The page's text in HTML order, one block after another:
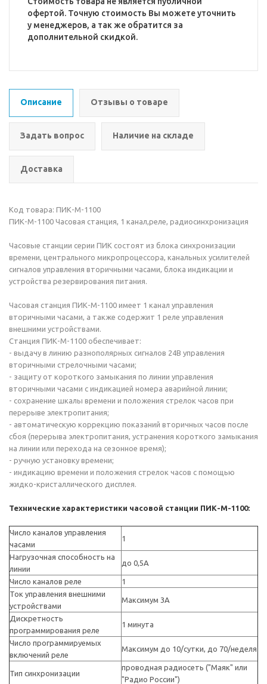
офертой. Точную стоимость Вы можете уточнить
у менеджеров, а так же обратится за
дополнительной скидкой.
Описание Отзывы о товаре
Задать вопрос Наличие на складе
Доставка
Код товара: ПИК-М-1100
ПИК-М-1100 Часовая станция, 1 канал,реле, радиосинхронизация
Часовые станции серии ПИК состоят из блока синхронизации
времени, центрального микропроцессора, канальных усилителей
сигналов управления вторичными часами, блока индикации и
устройства резервирования питания.
Часовая станция ПИК-М-1100 имеет 1 канал управления
вторичными часами, а также содержит 1 реле управления
внешними устройствами.
Станция ПИК-М-1100 обеспечивает:
- выдачу в линию разнополярных сигналов 24В управления
вторичными стрелочными часами;
- защиту от короткого замыкания по линии управления
вторичными часами с индикацией номера аварийной линии;
- сохранение шкалы времени и положения стрелок часов при
перерыве электропитания;
- автоматическую коррекцию показаний вторичных часов после
сбоя (перерыва электропитания, устранения короткого замыкания
на линии или перехода на сезонное время);
- ручную установку времени;
- индикацию времени и положения стрелок часов с помощью
жидко-кристаллического дисплея.
Технические характеристики часовой станции ПИК-М-1100:
Число каналов управления
часами
1
Нагрузочная способность на
линии
до 0,5А
Число каналов реле
1
Ток управления внешними
устройствами
Максимум 3А
Дискретность
программирования реле
1 минута
Число программируемых
включений реле
Максимум до 10/cутки, до 70/неделя
Тип синхронизации
проводная радиосеть ("Маяк" или
"Радио России")